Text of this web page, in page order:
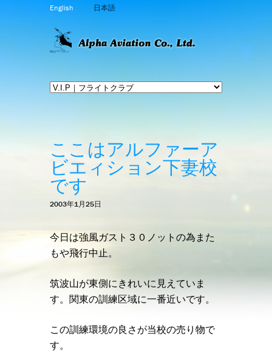
English 日本語
ここはアルファーア
ビエィション下妻校
です
2003年1月25日
今日は強風ガスト３０ノットの為また
もや飛行中止。
筑波山が東側にきれいに見えていま
す。関東の訓練区域に一番近いです。
この訓練環境の良さが当校の売り物で
す。